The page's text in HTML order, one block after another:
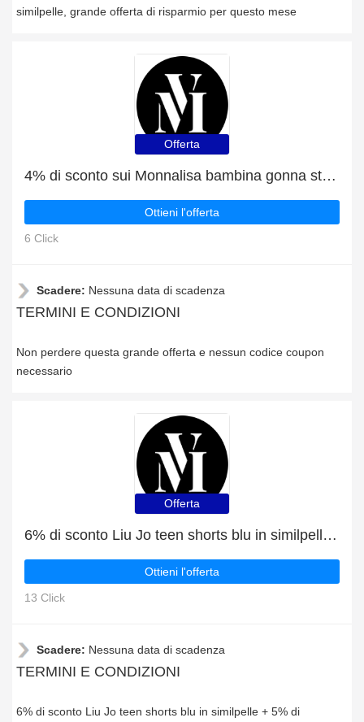
similpelle, grande offerta di risparmio per questo mese
Offerta
4% di sconto sui Monnalisa bambina gonna stampa orsetti in neoprene
Ottieni l'offerta
6 Click
Scadere: Nessuna data di scadenza
TERMINI E CONDIZIONI
Non perdere questa grande offerta e nessun codice coupon
necessario
Offerta
6% di sconto Liu Jo teen shorts blu in similpelle + 5% di promozione
Ottieni l'offerta
13 Click
Scadere: Nessuna data di scadenza
TERMINI E CONDIZIONI
6% di sconto Liu Jo teen shorts blu in similpelle + 5% di